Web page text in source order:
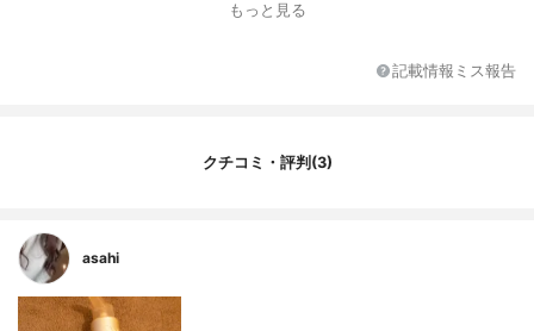
セリン、香料、コカミドプロピルベタイ
ロルフェネシン、EDTA-2Na、安息香酸N
もっと見る
記載情報ミス報告
クチコミ・評判(3)
asahi